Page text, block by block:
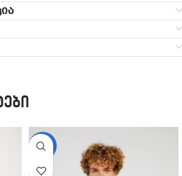
-31%